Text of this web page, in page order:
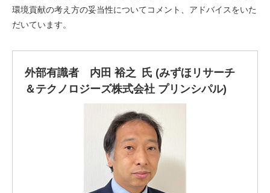
環境貢献の考え方の妥当性についてコメント、アドバイスをいた
だいています。
外部有識者 内田 裕之 氏 (みずほリサーチ
＆テクノロジーズ株式会社 プリンシパル)